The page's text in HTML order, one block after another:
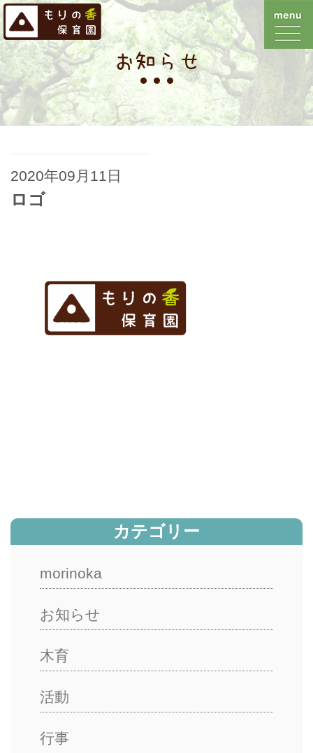
お知らせ
2020年09月11日
ロゴ
カテゴリー
morinoka
お知らせ
木育
活動
行事